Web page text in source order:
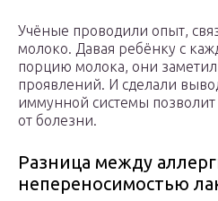
Учёные проводили опыт,
молоко. Давая ребёнку с
порцию молока, они
проявлений. И сделали
иммунной системы позволит
от болезни.
Разница между
непереносимостью